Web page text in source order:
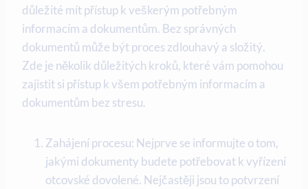
důležité mít přístup k veškerým potřebným
⁣informacím a dokumentům. Bez správných
dokumentů může být proces zdlouhavý a složitý.
Zde je několik důležitých kroků, které‍ vám pomohou
zajistit si přístup k⁤ všem potřebným informacím a
dokumentům bez stresu.
Zahájení procesu: Nejprve⁢ se informujte o tom,
jakými dokumenty budete potřebovat k vyřízení
otcovské dovolené. Nejčastěji jsou⁤ to ‌potvrzení